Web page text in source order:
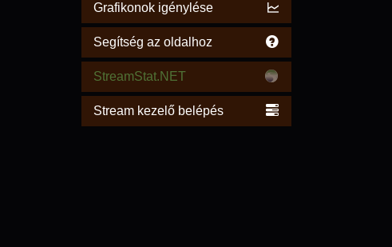
Grafikonok igénylése
Segítség az oldalhoz
StreamStat.NET
Stream kezelő belépés